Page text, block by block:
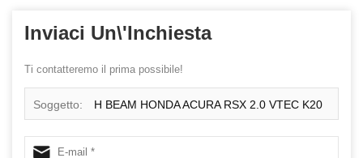
Inviaci Un\'inchiesta
Ti contatteremo il prima possibile!
Soggetto: H BEAM HONDA ACURA RSX 2.0 VTEC K20
K20A K20A2 Canne per collegamenti